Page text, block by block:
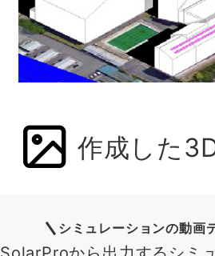
作成した
シミュレーションの動画